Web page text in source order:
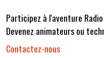
Participez à l'aventure Radio
Devenez animateurs ou
Contactez-nous